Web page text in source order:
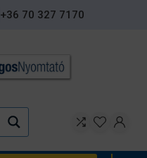
+36 70 327 7170